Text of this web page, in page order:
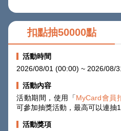
扣點抽50000點
活動時間
2026/08/01 (00:00) ~ 2026/08/
活動內容
活動期間，使用「MyCard會員
可參加抽獎活動，最高可以連抽
活動獎項